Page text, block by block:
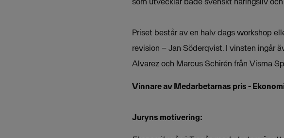
Priset består av en halv dags workshop
revision – Jan Söderqvist. I vinsten ingår
Alvarez och Marcus Schirén från Visma
Vinnare av Medarbetarnas pris -
Juryns motivering: